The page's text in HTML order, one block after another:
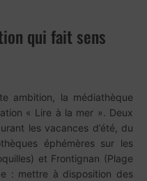
qui fait sens
ambition, la médiathèque
« Lire à la mer ». Deux
les vacances d’été, du
éphémères sur les
et Frontignan (Plage
: mettre à disposition des